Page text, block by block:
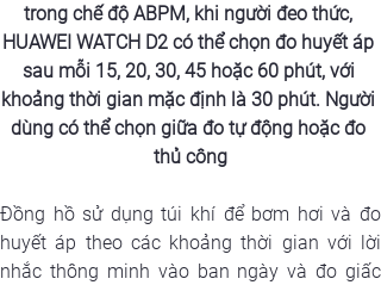
trong chế độ ABPM, khi người đeo thức,
HUAWEI WATCH D2 có thể chọn đo huyết áp
sau mỗi 15, 20, 30, 45 hoặc 60 phút, với
khoảng thời gian mặc định là 30 phút. Người
dùng có thể chọn giữa đo tự động hoặc đo
thủ công
Đồng hồ sử dụng túi khí để bơm hơi và đo
huyết áp theo các khoảng thời gian với lời
nhắc thông minh vào ban ngày và đo giấc